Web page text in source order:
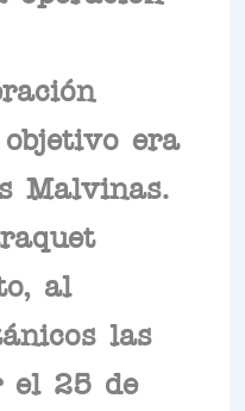
era
Malvinas.
al
las
el 25 de